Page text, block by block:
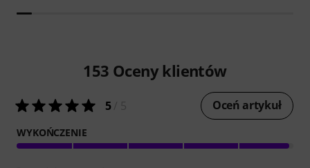
153 Oceny klientów
5/ 5 Oceń artykuł
WYKOŃCZENIE